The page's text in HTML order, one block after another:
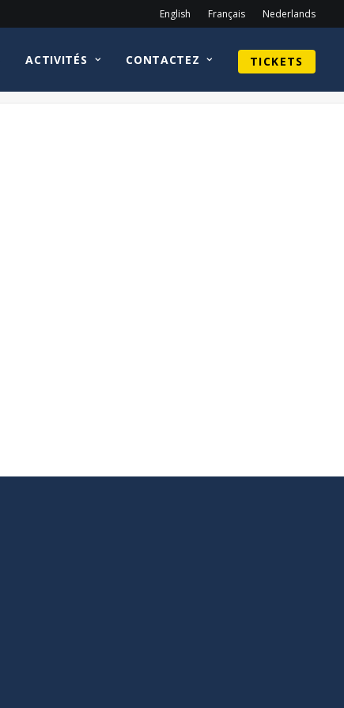
English Français Nederlands
ACTIVITÉS CONTACTEZ TICKETS
Home David Acord David Acord